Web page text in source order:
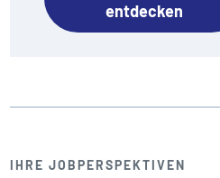
entdecken
IHRE JOBPERSPEKTIVEN